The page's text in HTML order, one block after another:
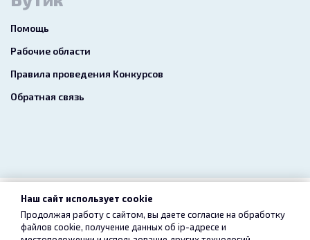
Помощь
Рабочие области
Правила проведения Конкурсов
Обратная связь
2026 freelance.boutique
Пользовательское соглашение Конфиденциальность
Наш сайт использует cookie
Продолжая работу с сайтом, вы даете согласие на обработку
файлов cookie, получение данных об ip-адресе и